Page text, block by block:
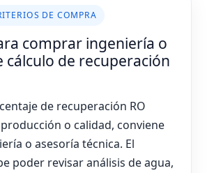
DE COMPRA
comprar ingeniería o
cálculo de recuperación
de recuperación RO
o calidad, conviene
o asesoría técnica. El
poder revisar análisis de agua,